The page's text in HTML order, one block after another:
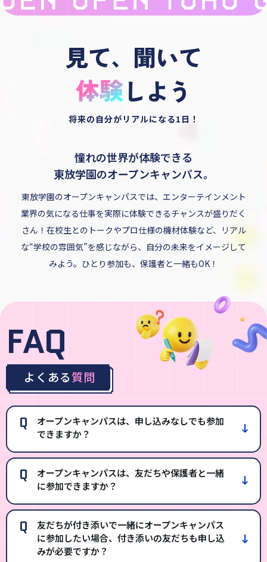
見て、聞いて
しよう
将来の自分がリアルになる1日！
憧れの世界が体験できる
東放学園のオープンキャンパス。
東放学園のオープンキャンパスでは、エンターテインメント
業界の気になる仕事を実際に体験できるチャンスが盛りだく
さん！在校生とのトークやプロ仕様の機材体験など、リアル
な“学校の雰囲気”を感じながら、自分の未来をイメージして
みよう。ひとり参加も、保護者と一緒もOK！
FAQ
よくある質問
Q
オープンキャンパスは、申し込みなしでも参加
できますか？
Q
オープンキャンパスは、友だちや保護者と一緒
に参加できますか？
Q
友だちが付き添いで一緒にオープンキャンパス
に参加したい場合、付き添いの友だちも申し込
みが必要ですか？